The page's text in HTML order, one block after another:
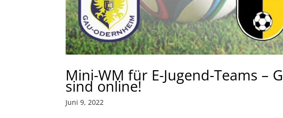
Mini-WM für E-Jugend-Teams –
sind online!
Juni 9, 2022